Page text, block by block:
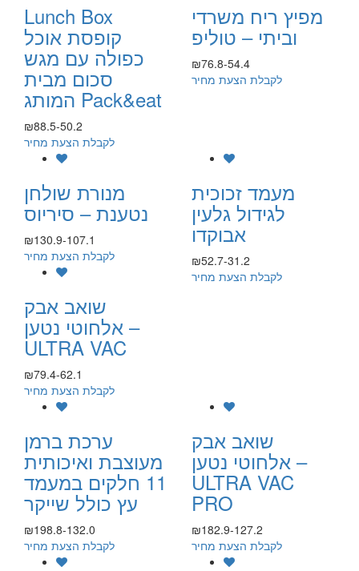
מפיץ ריח משרדי
וביתי – טוליפ
₪76.8-54.4
לקבלת הצעת מחיר
Lunch Box
קופסת אוכל
כפולה עם מגש
סכום מבית
המותג Pack&eat
₪88.5-50.2
לקבלת הצעת מחיר
מעמד זכוכית
לגידול גלעין
אבוקדו
₪52.7-31.2
לקבלת הצעת מחיר
מנורת שולחן
נטענת – סיריוס
₪130.9-107.1
לקבלת הצעת מחיר
שואב אבק
אלחוטי נטען –
ULTRA VAC
₪79.4-62.1
לקבלת הצעת מחיר
שואב אבק
אלחוטי נטען –
ULTRA VAC
PRO
₪182.9-127.2
לקבלת הצעת מחיר
ערכת ברמן
מעוצבת ואיכותית
11 חלקים במעמד
עץ כולל שייקר
₪198.8-132.0
לקבלת הצעת מחיר